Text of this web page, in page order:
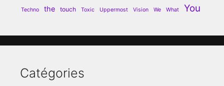
Techno the touch Toxic Uppermost Vision We What You
Catégories